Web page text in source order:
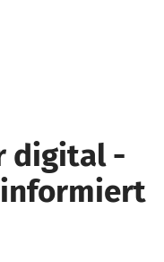
digital -